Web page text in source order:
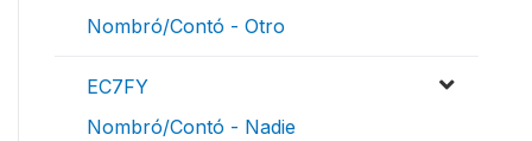
Nombró/Contó - Otro
EC7FY
Nombró/Contó - Nadie